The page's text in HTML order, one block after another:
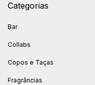
Categorias
Bar
Collabs
Copos e Taças
Fragrâncias